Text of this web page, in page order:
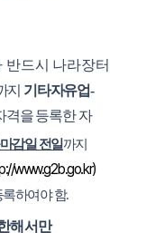
반드시 나라장터
지 기타자유업-
격을 등록한 자
감일 전일까지
www.g2b.go.kr)
록하여야 함.
해서만